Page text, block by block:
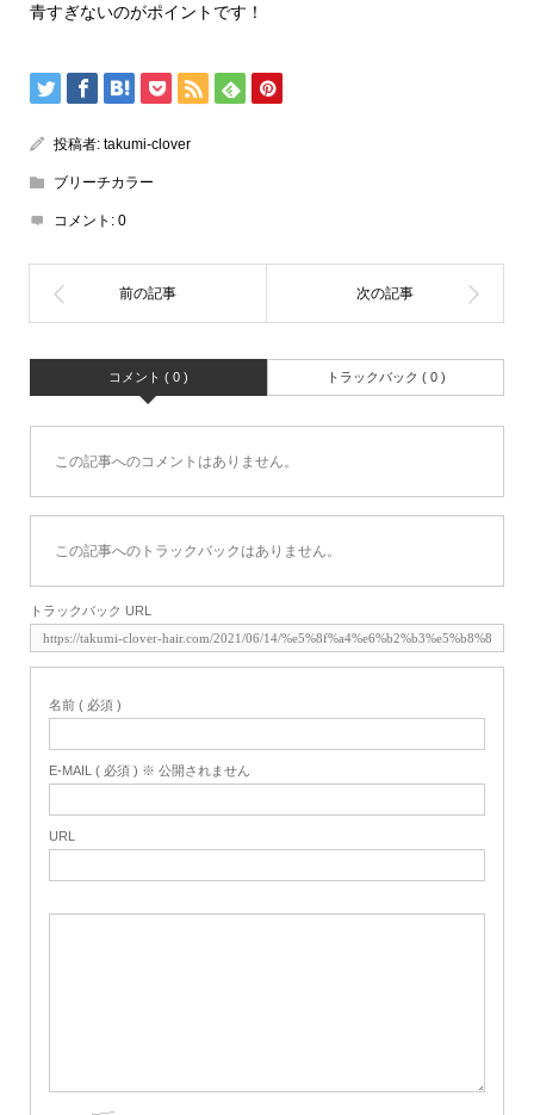
青すぎないのがポイントです！
投稿者: takumi-clover
ブリーチカラー
コメント: 0
コメント ( 0 ) トラックバック ( 0 )
この記事へのコメントはありません。
この記事へのトラックバックはありません。
トラックバック URL
名前 ( 必須 )
E-MAIL ( 必須 ) ※ 公開されません
URL